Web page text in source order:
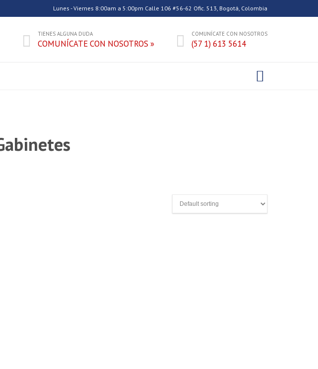
Lunes - Viernes 8:00am a 5:00pm Calle 106 #56-62 Ofic. 513, Bogotá, Colombia
 TIENES ALGUNA DUDA
COMUNÍCATE CON NOSOTROS »  COMUNÍCATE CON NOSOTROS
(57 1) 613 5614
